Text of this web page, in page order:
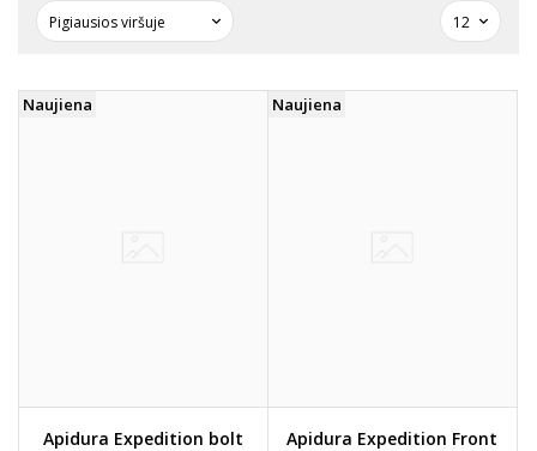
Naujiena
Apidura Expedition bolt
Naujiena
Apidura Expedition Front